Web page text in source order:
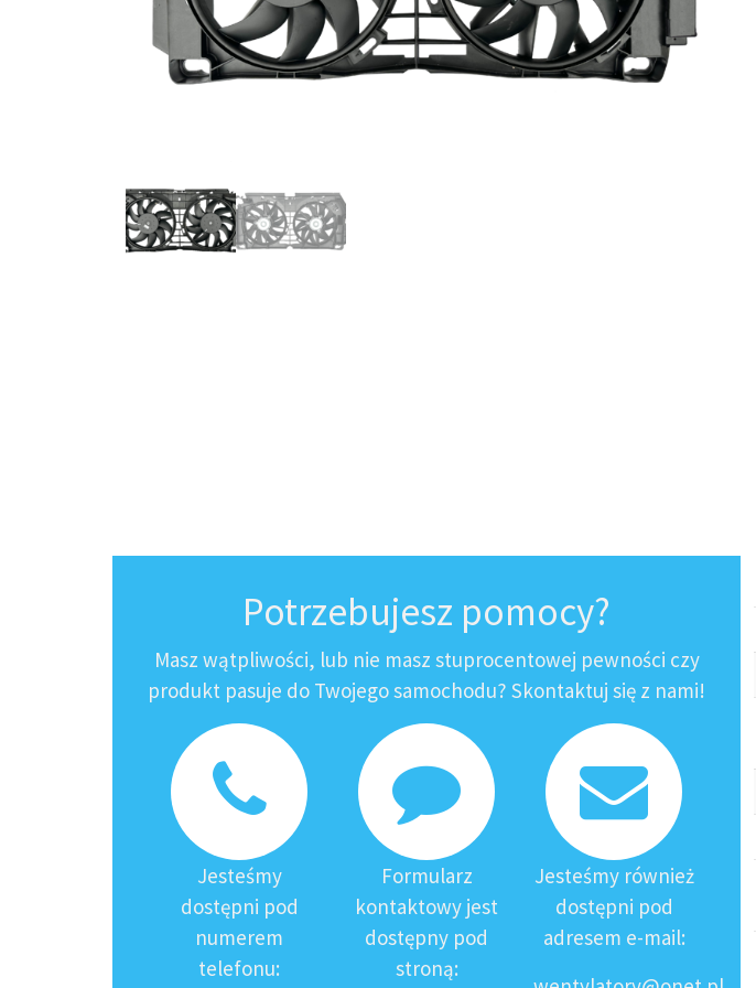
Potrzebujesz pomocy?
Masz wątpliwości, lub nie masz stuprocentowej pewności czy
produkt pasuje do Twojego samochodu? Skontaktuj się z nami!
Jesteśmy
dostępni pod
numerem
telefonu:
Formularz
kontaktowy jest
dostępny pod
stroną:
Jesteśmy również
dostępni pod
adresem e-mail: